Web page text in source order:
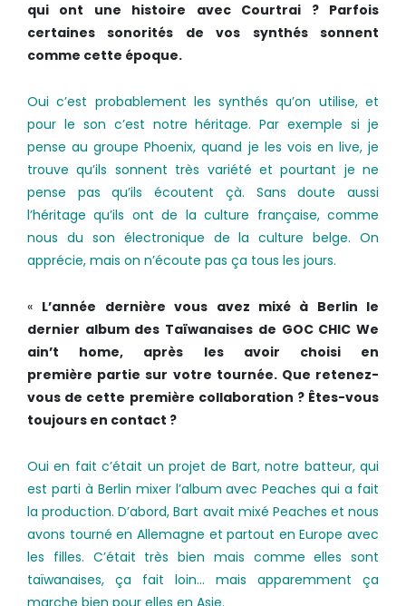
qui ont une histoire avec Courtrai ? Parfois
certaines sonorités de vos synthés sonnent
comme cette époque.
Oui c’est probablement les synthés qu’on utilise, et
pour le son c’est notre héritage. Par exemple si je
pense au groupe Phoenix, quand je les vois en live, je
trouve qu’ils sonnent très variété et pourtant je ne
pense pas qu’ils écoutent çà. Sans doute aussi
l’héritage qu’ils ont de la culture française, comme
nous du son électronique de la culture belge. On
apprécie, mais on n’écoute pas ça tous les jours.
« L’année dernière vous avez mixé à Berlin le
dernier album des Taïwanaises de GOC CHIC We
ain’t home, après les avoir choisi en
première partie sur votre tournée. Que retenez­-
vous de cette première collaboration ? Êtes-­vous
toujours en contact ?
Oui en fait c’était un projet de Bart, notre batteur, qui
est parti à Berlin mixer l’album avec Peaches qui a fait
la production. D’abord, Bart avait mixé Peaches et nous
avons tourné en Allemagne et partout en Europe avec
les filles. C’était très bien mais comme elles sont
taïwanaises, ça fait loin… mais apparemment ça